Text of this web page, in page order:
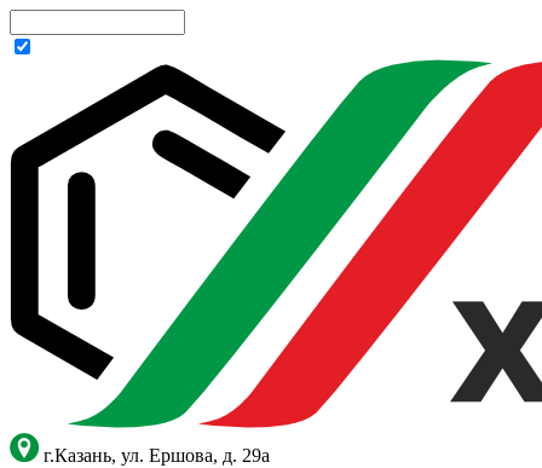
г.Казань, ул. Ершова, д. 29а